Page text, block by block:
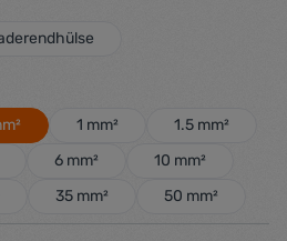
1 mm²
1.5 mm²
6 mm²
10 mm²
35 mm² 50 mm²